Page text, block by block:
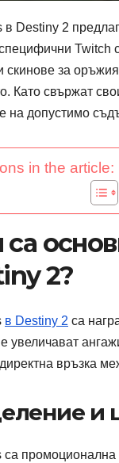
Destiny 2
специфични Twitch
скинове за
Като свържат
на допустимо
in the article:
са
2?
в Destiny 2 са
увеличават
връзка
и
промоционална